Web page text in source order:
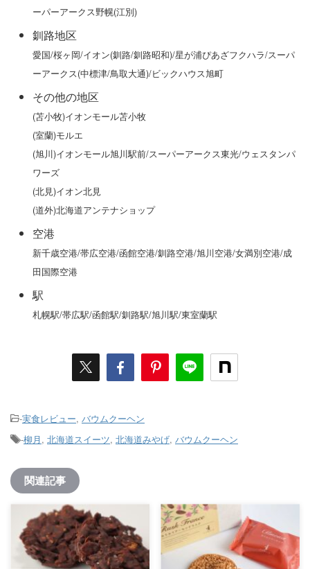
ーパーアークス野幌(江別)
釧路地区
愛国/桜ヶ岡/イオン(釧路/釧路昭和)/星が浦ぴあざフクハラ/スーパ
ーアークス(中標津/鳥取大通)/ビックハウス旭町
その他の地区
(苫小牧)イオンモール苫小牧
(室蘭)モルエ
(旭川)イオンモール旭川駅前/スーパーアークス東光/ウェスタンパ
ワーズ
(北見)イオン北見
(道外)北海道アンテナショップ
空港
新千歳空港/帯広空港/函館空港/釧路空港/旭川空港/女満別空港/成
田国際空港
駅
札幌駅/帯広駅/函館駅/釧路駅/旭川駅/東室蘭駅
-実食レビュー, バウムクーヘン
-柳月 , 北海道スイーツ, 北海道みやげ, バウムクーヘン
関連記事